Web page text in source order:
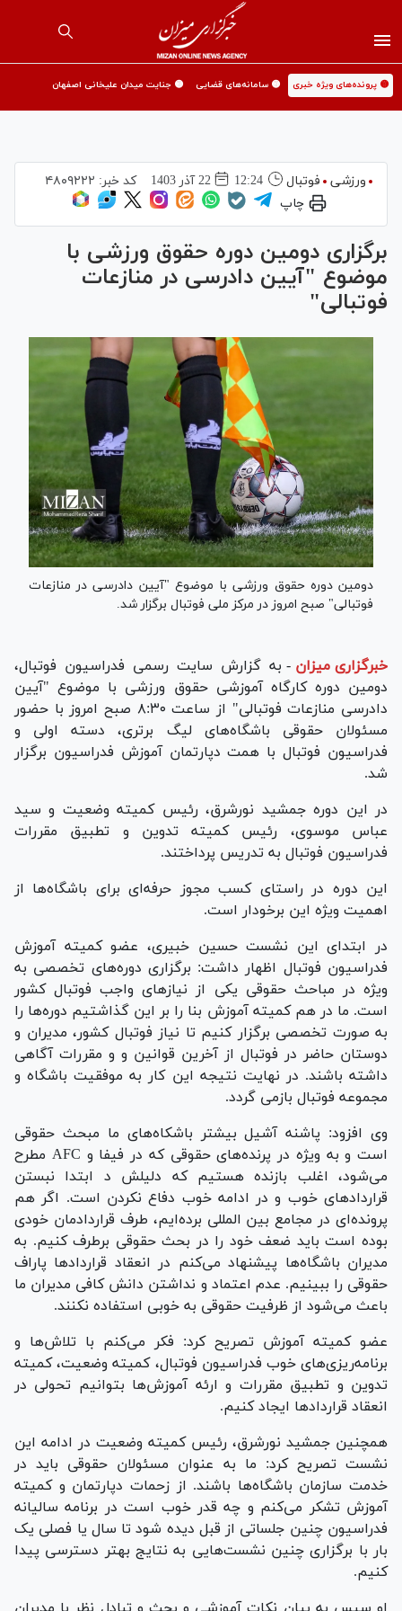
🟡 پرونده‌های ویژه خبری 🟡 سامانه‌های قضایی 🟡 جنایت میدان علیخانی اصفهان
ورزشی فوتبال 12:24 22 آذر 1403 کد خبر: ۴۸۰۹۲۲۲
چاپ
برگزاری دومین دوره حقوق ورزشی با
موضوع "آیین دادرسی در منازعات
فوتبالی"
دومین دوره حقوق ورزشی با موضوع "آیین دادرسی در منازعات
فوتبالی" صبح امروز در مرکز ملی فوتبال برگزار شد.
خبرگزاری میزان - به گزارش سایت رسمی فدراسیون فوتبال،
دومین دوره کارگاه آموزشی حقوق ورزشی با موضوع "آیین
دادرسی منازعات فوتبالی" از ساعت ۸:۳۰ صبح امروز با حضور
مسئولان حقوقی باشگاه‌های لیگ برتری، دسته اولی و
فدراسیون فوتبال با همت دپارتمان آموزش فدراسیون برگزار
شد.
در این دوره جمشید نورشرق، رئیس کمیته وضعیت و سید
عباس موسوی، رئیس کمیته تدوین و تطبیق مقررات
فدراسیون فوتبال به تدریس پرداختند.
این دوره در راستای کسب مجوز حرفه‌ای برای باشگاه‌ها از
اهمیت ویژه این برخودار است.
در ابتدای این نشست حسین خبیری، عضو کمیته آموزش
فدراسیون فوتبال اظهار داشت: برگزاری دوره‌های تخصصی به
ویژه در مباحث حقوقی یکی از نیاز‌های واجب فوتبال کشور
است. ما در هم کمیته آموزش بنا را بر این گذاشتیم دوره‌ها را
به صورت تخصصی برگزار کنیم تا نیاز فوتبال کشور، مدیران و
دوستان حاضر در فوتبال از آخرین قوانین و و مقررات آگاهی
داشته باشند. در نهایت نتیجه این کار به موفقیت باشگاه و
مجموعه فوتبال بازمی گردد.
وی افزود: پاشنه آشیل بیشتر باشکاه‌های ما مبحث حقوقی
است و به ویژه در پرنده‌های حقوقی که در فیفا و AFC مطرح
می‌شود، اغلب بازنده هستیم که دلیلش د ابتدا نبستن
قرارداد‌های خوب و در ادامه خوب دفاع نکردن است. اگر هم
پرونده‌ای در مجامع بین المللی برده‌ایم، طرف قراردادمان خودی
بوده است باید ضعف خود را در بحث حقوقی برطرف کنیم. به
مدیران باشگاه‌ها پیشنهاد می‌کنم در انعقاد قرارداد‌ها پاراف
حقوقی را ببینیم. عدم اعتماد و نداشتن دانش کافی مدیران ما
باعث می‌شود از ظرفیت حقوقی به خوبی استفاده نکنند.
عضو کمیته آموزش تصریح کرد: فکر می‌کنم با تلاش‌ها و
برنامه‌ریزی‌های خوب فدراسیون فوتبال، کمیته وضعیت، کمیته
تدوین و تطبیق مقررات و ارئه آموزش‌ها بتوانیم تحولی در
انعقاد قرارداد‌ها ایجاد کنیم.
همچنین جمشید نورشرق، رئیس کمیته وضعیت در ادامه این
نشست تصریح کرد: ما به عنوان مسئولان حقوقی باید در
خدمت سازمان باشگاه‌ها باشند. از زحمات دپارتمان و کمیته
آموزش تشکر می‌کنم و چه قدر خوب است در برنامه سالیانه
فدراسیون چنین جلساتی از قبل دیده شود تا سال یا فصلی یک
بار با برگزاری چنین نشست‌هایی به نتایج بهتر دسترسی پیدا
کنیم.